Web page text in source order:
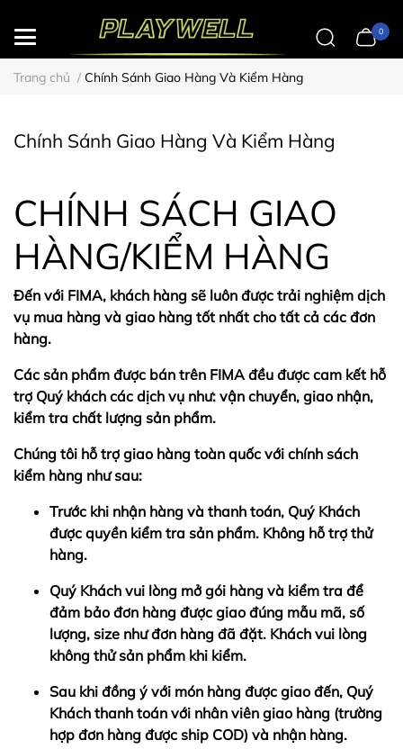
0
Trang chủ / Chính Sánh Giao Hàng Và Kiểm Hàng
Chính Sánh Giao Hàng Và Kiểm Hàng
CHÍNH SÁCH GIAO
HÀNG/KIỂM HÀNG
Đến với FIMA, khách hàng sẽ luôn được trải nghiệm dịch
vụ mua hàng và giao hàng tốt nhất cho tất cả các đơn
hàng.
Các sản phẩm được bán trên FIMA đều được cam kết hỗ
trợ Quý khách các dịch vụ như: vận chuyển, giao nhận,
kiểm tra chất lượng sản phẩm.
Chúng tôi hỗ trợ giao hàng toàn quốc với chính sách
kiểm hàng như sau:
Trước khi nhận hàng và thanh toán, Quý Khách
được quyền kiểm tra sản phẩm. Không hỗ trợ thử
hàng.
Quý Khách vui lòng mở gói hàng và kiểm tra để
đảm bảo đơn hàng được giao đúng mẫu mã, số
lượng, size như đơn hàng đã đặt. Khách vui lòng
không thử sản phẩm khi kiểm.
Sau khi đồng ý với món hàng được giao đến, Quý
Khách thanh toán với nhân viên giao hàng (trường
hợp đơn hàng được ship COD) và nhận hàng.